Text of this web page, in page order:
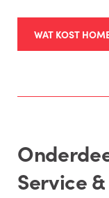
WAT KOST
Service